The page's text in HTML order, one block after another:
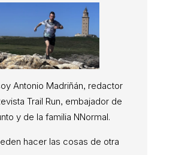
Antonio Madriñán, redactor
Trail Run, embajador de
y de la familia NNormal.
hacer las cosas de otra